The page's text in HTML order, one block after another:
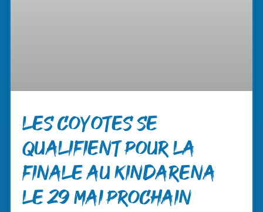
Les coyotes se
qualifient pour la
finale au Kindarena
le 29 mai prochain